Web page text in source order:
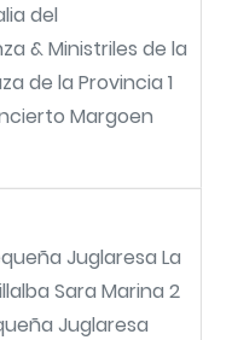
del
& Ministriles de la
de la Provincia 1
Margoen
Juglaresa La
Sara Marina 2
Juglaresa